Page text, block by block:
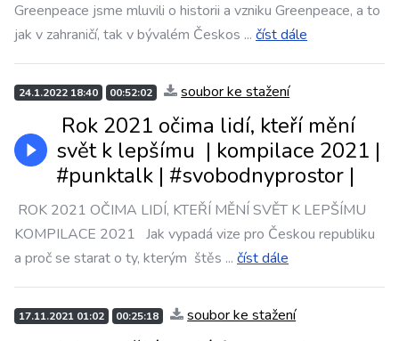
Greenpeace jsme mluvili o historii a vzniku Greenpeace, a to
jak v zahraničí, tak v bývalém Českos ... číst dále
24.1.2022 18:40 00:52:02 soubor ke stažení
️ Rok 2021 očima lidí, kteří mění
svět k lepšímu ️ | kompilace 2021 |
#punktalk | #svobodnyprostor |
️ ROK 2021 OČIMA LIDÍ, KTEŘÍ MĚNÍ SVĚT K LEPŠÍMU ️
KOMPILACE 2021 ️ ️ Jak vypadá vize pro Českou republiku
a proč se starat o ty, kterým štěs ... číst dále
17.11.2021 01:02 00:25:18 soubor ke stažení